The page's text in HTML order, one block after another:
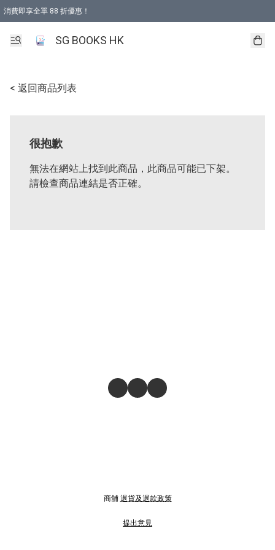
消費即享全單 88 折優惠！
SG BOOKS HK
< 返回商品列表
很抱歉
無法在網站上找到此商品，此商品可能已下架。
請檢查商品連結是否正確。
商舖 退貨及退款政策
提出意見